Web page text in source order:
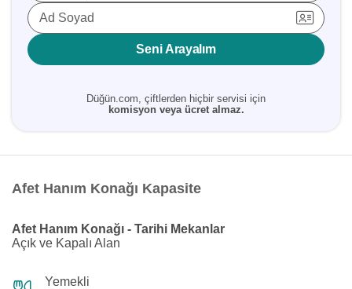
Ad Soyad
Seni Arayalım
Düğün.com, çiftlerden hiçbir servisi için
komisyon veya ücret almaz.
Afet Hanım Konağı Kapasite
Afet Hanım Konağı - Tarihi Mekanlar
Açık ve Kapalı Alan
Yemekli